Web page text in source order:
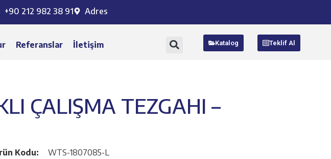
+90 212 982 38 91 Adres
Referanslar İletişim Katalog Teklif Al
ÇALIŞMA TEZGAHI –
Kodu:
WTS-1807085-L